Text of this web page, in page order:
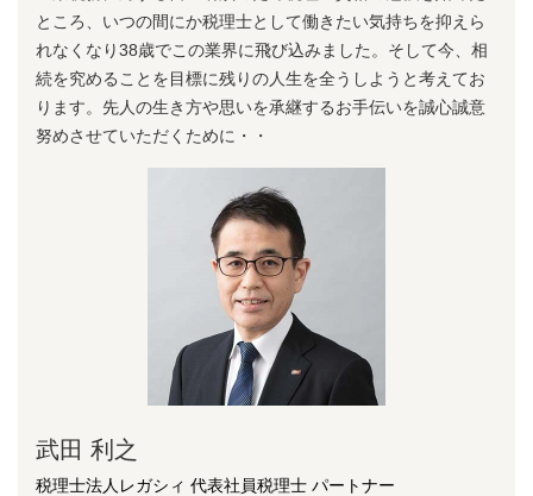
ところ、いつの間にか税理⼠として働きたい気持ちを抑えら
れなくなり38歳でこの業界に⾶び込みました。そして今、相
続を究めることを⽬標に残りの⼈⽣を全うしようと考えてお
ります。先⼈の⽣き⽅や思いを承継するお⼿伝いを誠⼼誠意
努めさせていただくために・・
武田 利之
税理士法人レガシィ 代表社員税理士 パートナー